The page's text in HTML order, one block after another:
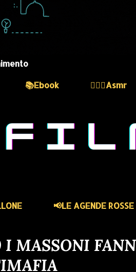
📚Ebook 💆🏻‍♀️Asmr
📢LE AGENDE ROSSE
I MASSONI